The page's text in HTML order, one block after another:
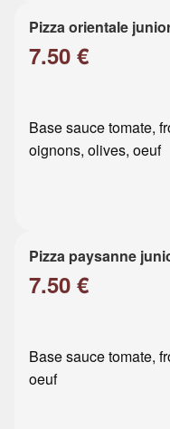
Pizza orientale
7.50 €
Base sauce tomate,
oignons, olives, oeuf
Pizza paysanne
7.50 €
Base sauce tomate,
oeuf